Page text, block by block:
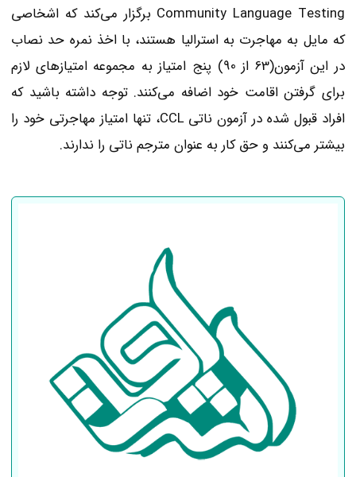
Community Language Testing برگزار می‌کند که اشخاصی
که مایل به مهاجرت به استرالیا هستند، با اخذ نمره حد نصاب
در این آزمون(63 از 90) پنج امتیاز به مجموعه امتیازهای لازم
برای گرفتن اقامت خود اضافه می‌کنند. توجه داشته باشید که
افراد قبول شده در آزمون ناتی CCL، تنها امتیاز مهاجرتی خود را
بیشتر می‌کنند و حق کار به عنوان مترجم ناتی را ندارند.